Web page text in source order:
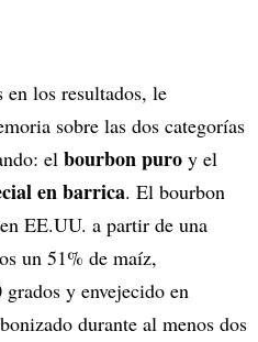
en los resultados, le
sobre las dos categorías
el bourbon puro y el
en barrica. El bourbon
EE.UU. a partir de una
un 51% de maíz,
y envejecido en
durante al menos dos